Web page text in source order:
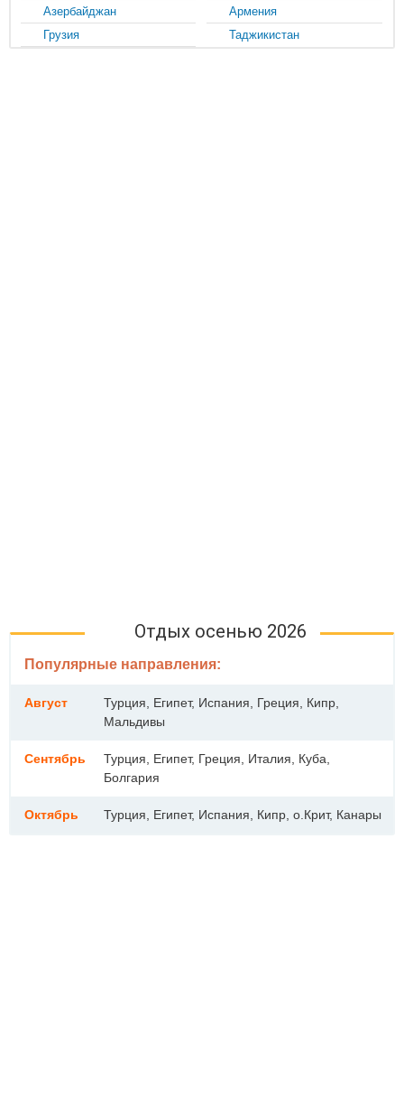
Азербайджан
Армения
Грузия
Таджикистан
Отдых осенью 2026
Популярные направления:
Август
Турция, Египет, Испания, Греция, Кипр,
Мальдивы
Сентябрь
Турция, Египет, Греция, Италия, Куба,
Болгария
Октябрь Турция, Египет, Испания, Кипр, о.Крит, Канары